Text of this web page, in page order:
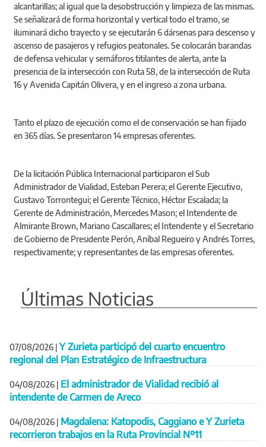
alcantarillas; al igual que la desobstrucción y limpieza de las mismas.
Se señalizará de forma horizontal y vertical todo el tramo, se
iluminará dicho trayecto y se ejecutarán 6 dársenas para descenso y
ascenso de pasajeros y refugios peatonales. Se colocarán barandas
de defensa vehicular y semáforos titilantes de alerta, ante la
presencia de la intersección con Ruta 58, de la intersección de Ruta
16 y Avenida Capitán Olivera, y en el ingreso a zona urbana.
Tanto el plazo de ejecución como el de conservación se han fijado
en 365 días. Se presentaron 14 empresas oferentes.
De la licitación Pública Internacional participaron el Sub
Administrador de Vialidad, Esteban Perera; el Gerente Ejecutivo,
Gustavo Torrontegui; el Gerente Técnico, Héctor Escalada; la
Gerente de Administración, Mercedes Mason; el Intendente de
Almirante Brown, Mariano Cascallares; el Intendente y el Secretario
de Gobierno de Presidente Perón, Aníbal Regueiro y Andrés Torres,
respectivamente; y representantes de las empresas oferentes.
Últimas Noticias
07/08/2026 | Y Zurieta participó del cuarto encuentro
regional del Plan Estratégico de Infraestructura
04/08/2026 | El administrador de Vialidad recibió al
intendente de Carmen de Areco
04/08/2026 | Magdalena: Katopodis, Caggiano e Y Zurieta
recorrieron trabajos en la Ruta Provincial Nº11